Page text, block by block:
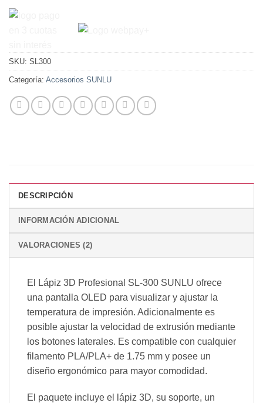
SKU: SL300
Categoría: Accesorios SUNLU
DESCRIPCIÓN
INFORMACIÓN ADICIONAL
VALORACIONES (2)
El Lápiz 3D Profesional SL-300 SUNLU ofrece
una pantalla OLED para visualizar y ajustar la
temperatura de impresión. Adicionalmente es
posible ajustar la velocidad de extrusión mediante
los botones laterales. Es compatible con cualquier
filamento PLA/PLA+ de 1.75 mm y posee un
diseño ergonómico para mayor comodidad.
El paquete incluye el lápiz 3D, su soporte, un